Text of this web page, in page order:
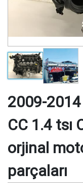
2009-
CC 1.4 tsı
orjinal
parçaları